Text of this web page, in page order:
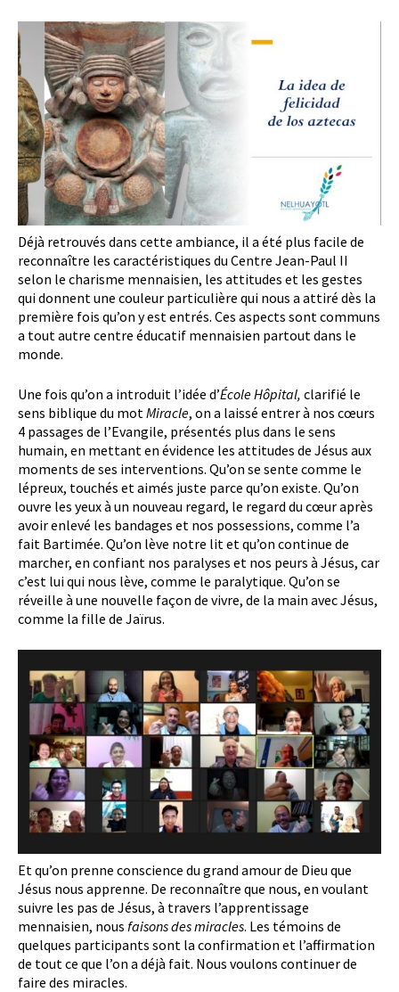
Déjà retrouvés dans cette ambiance, il a été plus facile de
reconnaître les caractéristiques du Centre Jean-Paul II
selon le charisme mennaisien, les attitudes et les gestes
qui donnent une couleur particulière qui nous a attiré dès la
première fois qu’on y est entrés. Ces aspects sont communs
a tout autre centre éducatif mennaisien partout dans le
monde.
Une fois qu’on a introduit l’idée d’École Hôpital, clarifié le
sens biblique du mot Miracle, on a laissé entrer à nos cœurs
4 passages de l’Evangile, présentés plus dans le sens
humain, en mettant en évidence les attitudes de Jésus aux
moments de ses interventions. Qu’on se sente comme le
lépreux, touchés et aimés juste parce qu’on existe. Qu’on
ouvre les yeux à un nouveau regard, le regard du cœur après
avoir enlevé les bandages et nos possessions, comme l’a
fait Bartimée. Qu’on lève notre lit et qu’on continue de
marcher, en confiant nos paralyses et nos peurs à Jésus, car
c’est lui qui nous lève, comme le paralytique. Qu’on se
réveille à une nouvelle façon de vivre, de la main avec Jésus,
comme la fille de Jaïrus.
Et qu’on prenne conscience du grand amour de Dieu que
Jésus nous apprenne. De reconnaître que nous, en voulant
suivre les pas de Jésus, à travers l’apprentissage
mennaisien, nous faisons des miracles. Les témoins de
quelques participants sont la confirmation et l’affirmation
de tout ce que l’on a déjà fait. Nous voulons continuer de
faire des miracles.